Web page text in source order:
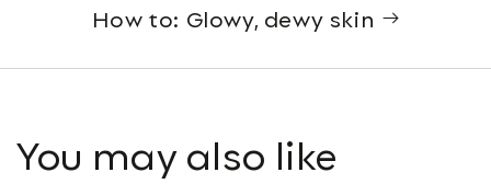
How to: Glowy, dewy skin
You may also like